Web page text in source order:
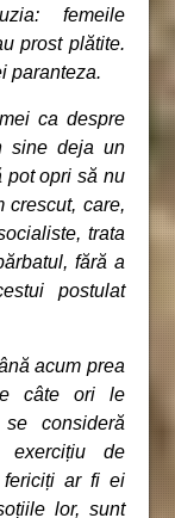
femeile
prost plătite.
paranteza.
despre
sine deja un
pot opri să nu
crescut, care,
trata
fără a
postulat
acum prea
câte ori le
consideră
de
fericiți ar fi ei
lor, sunt